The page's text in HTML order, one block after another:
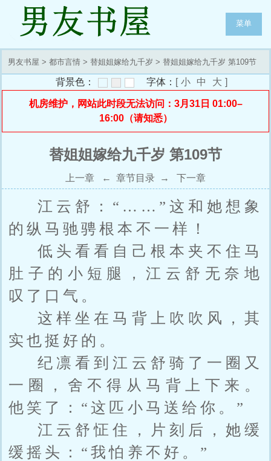
菜单
男友书屋 > 都市言情 > 替姐姐嫁给九千岁 > 替姐姐嫁给九千岁 第109节
背景色： 字体： [ 小 中 大 ]
机房维护，网站此时段无法访问：3月31日 01:00–
16:00（请知悉）
替姐姐嫁给九千岁 第109节
上一章 ← 章节目录 → 下一章
江云舒：“……”这和她想象
的纵马驰骋根本不一样！
低头看看自己根本夹不住马
肚子的小短腿，江云舒无奈地
叹了口气。
这样坐在马背上吹吹风，其
实也挺好的。
纪凛看到江云舒骑了一圈又
一圈，舍不得从马背上下来。
他笑了：“这匹小马送给你。”
江云舒怔住，片刻后，她缓
缓摇头：“我怕养不好。”